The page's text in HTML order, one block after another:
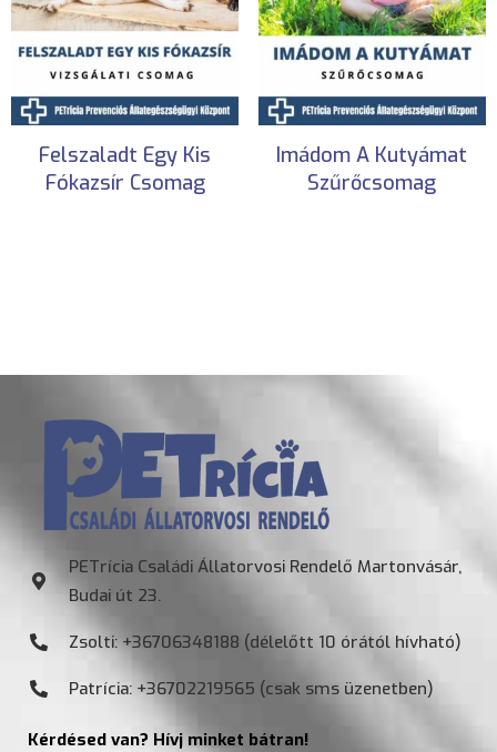
Felszaladt Egy Kis
Fókazsír Csomag
Imádom A Kutyámat
Szűrőcsomag
PETrícia Családi Állatorvosi Rendelő Martonvásár,
Budai út 23.
Zsolti: +36706348188 (délelőtt 10 órától hívható)
Patrícia: +36702219565 (csak sms üzenetben)
Kérdésed van? Hívj minket bátran!